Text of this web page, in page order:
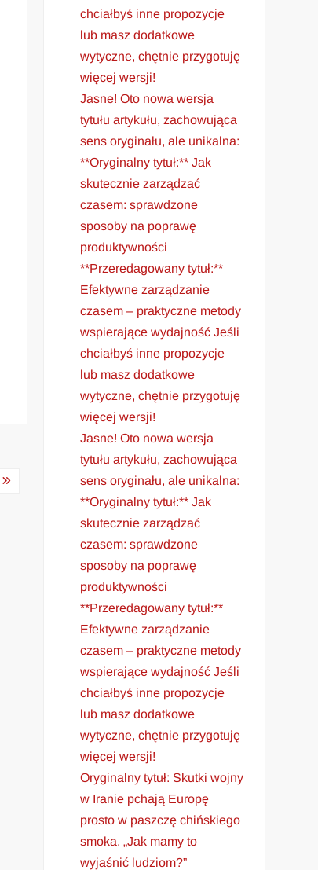
chciałbyś inne propozycje
lub masz dodatkowe
wytyczne, chętnie przygotuję
więcej wersji!
Jasne! Oto nowa wersja
tytułu artykułu, zachowująca
sens oryginału, ale unikalna:
**Oryginalny tytuł:** Jak
skutecznie zarządzać
czasem: sprawdzone
sposoby na poprawę
produktywności
**Przeredagowany tytuł:**
Efektywne zarządzanie
czasem – praktyczne metody
wspierające wydajność Jeśli
chciałbyś inne propozycje
lub masz dodatkowe
wytyczne, chętnie przygotuję
więcej wersji!
Jasne! Oto nowa wersja
tytułu artykułu, zachowująca
sens oryginału, ale unikalna:
**Oryginalny tytuł:** Jak
skutecznie zarządzać
czasem: sprawdzone
sposoby na poprawę
produktywności
**Przeredagowany tytuł:**
Efektywne zarządzanie
czasem – praktyczne metody
wspierające wydajność Jeśli
chciałbyś inne propozycje
lub masz dodatkowe
wytyczne, chętnie przygotuję
więcej wersji!
Oryginalny tytuł: Skutki wojny
w Iranie pchają Europę
prosto w paszczę chińskiego
smoka. „Jak mamy to
wyjaśnić ludziom?”